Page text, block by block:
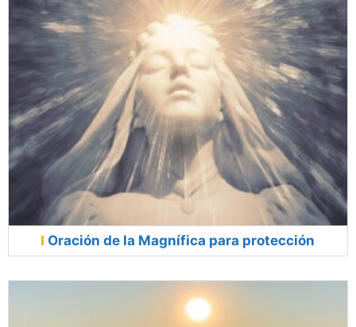
Oración de la Magnífica para protección